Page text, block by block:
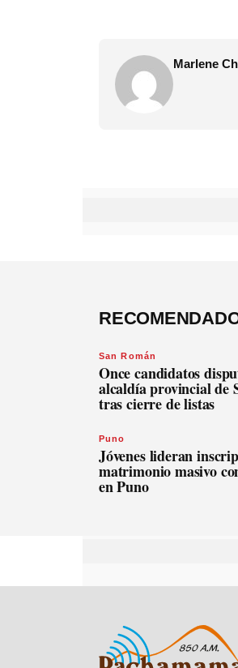
Marlene
San Román
Once candidatos
alcaldía provincial de
tras cierre de listas
Puno
Jóvenes lideran
matrimonio masivo
en Puno